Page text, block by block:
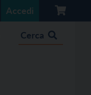
Accedi
Cerca